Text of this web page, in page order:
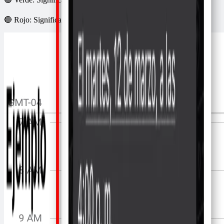
🔴 Rojo: Significa que la persona canceló su asistencia